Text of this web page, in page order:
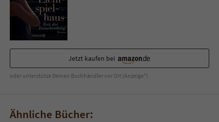
Jetzt kaufen bei
oder unterstütze Deinen Buchhändler vor Ort (Anzeige*)
Ähnliche Bücher: